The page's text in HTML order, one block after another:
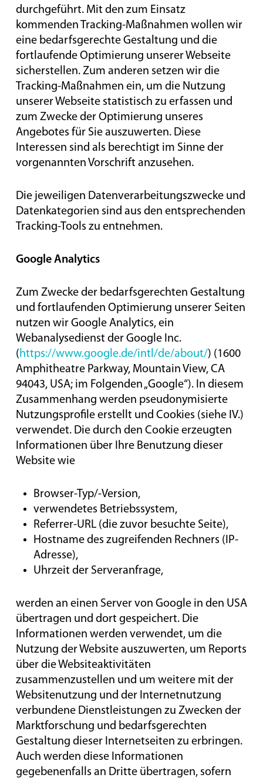
durchgeführt. Mit den zum Einsatz
kommenden Tracking-Maßnahmen wollen wir
eine bedarfsgerechte Gestaltung und die
fortlaufende Optimierung unserer Webseite
sicherstellen. Zum anderen setzen wir die
Tracking-Maßnahmen ein, um die Nutzung
unserer Webseite statistisch zu erfassen und
zum Zwecke der Optimierung unseres
Angebotes für Sie auszuwerten. Diese
Interessen sind als berechtigt im Sinne der
vorgenannten Vorschrift anzusehen.
Die jeweiligen Datenverarbeitungszwecke und
Datenkategorien sind aus den entsprechenden
Tracking-Tools zu entnehmen.
Google Analytics
Zum Zwecke der bedarfsgerechten Gestaltung
und fortlaufenden Optimierung unserer Seiten
nutzen wir Google Analytics, ein
Webanalysedienst der Google Inc.
(https://www.google.de/intl/de/about/) (1600
Amphitheatre Parkway, Mountain View, CA
94043, USA; im Folgenden „Google“). In diesem
Zusammenhang werden pseudonymisierte
Nutzungsprofile erstellt und Cookies (siehe IV.)
verwendet. Die durch den Cookie erzeugten
Informationen über Ihre Benutzung dieser
Website wie
Browser-Typ/-Version,
verwendetes Betriebssystem,
Referrer-URL (die zuvor besuchte Seite),
Hostname des zugreifenden Rechners (IP-
Adresse),
Uhrzeit der Serveranfrage,
werden an einen Server von Google in den USA
übertragen und dort gespeichert. Die
Informationen werden verwendet, um die
Nutzung der Website auszuwerten, um Reports
über die Websiteaktivitäten
zusammenzustellen und um weitere mit der
Websitenutzung und der Internetnutzung
verbundene Dienstleistungen zu Zwecken der
Marktforschung und bedarfsgerechten
Gestaltung dieser Internetseiten zu erbringen.
Auch werden diese Informationen
gegebenenfalls an Dritte übertragen, sofern